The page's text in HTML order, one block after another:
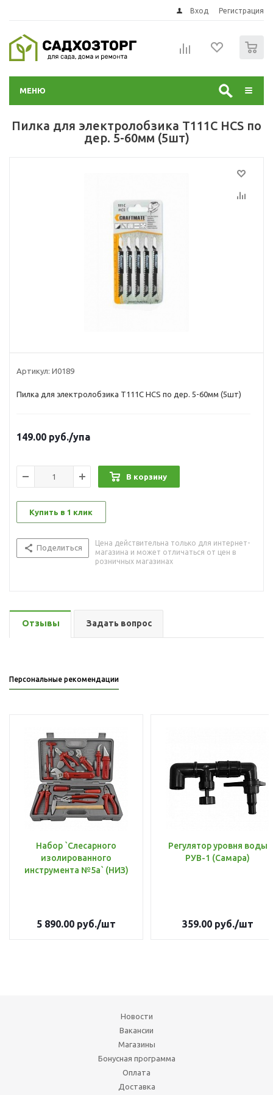
Вход Регистрация
МЕНЮ
Пилка для электролобзика Т111С HCS по
дер. 5-60мм (5шт)
Артикул: И0189
Пилка для электролобзика Т111С HCS по дер. 5-60мм (5шт)
149.00 руб./упа
В корзину
Купить в 1 клик
Поделиться
Цена действительна только для интернет-
магазина и может отличаться от цен в
розничных магазинах
Отзывы Задать вопрос
Персональные рекомендации
Набор `Слесарного
изолированного
инструмента №5а` (НИЗ)
5 890.00 руб./шт
Регулятор уровня воды
РУВ-1 (Самара)
359.00руб./шт
Новости
Вакансии
Магазины
Бонусная программа
Оплата
Доставка